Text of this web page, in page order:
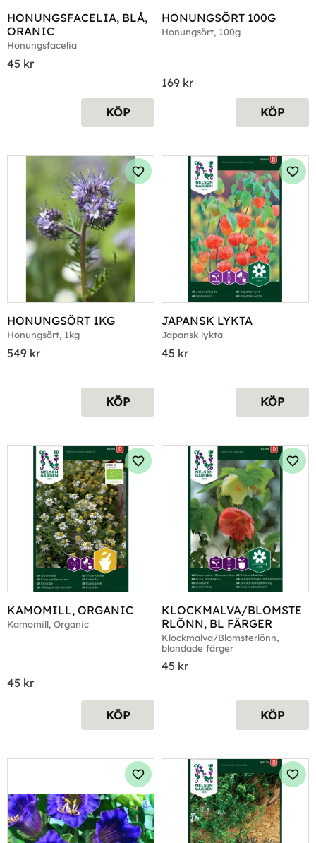
HONUNGSFACELIA, BLÅ,
ORANIC
Honungsfacelia
45 kr
KÖP
HONUNGSÖRT 100G
Honungsört, 100g
169 kr
KÖP
HONUNGSÖRT 1KG
Honungsört, 1kg
549 kr
Lägg till i favoriter
KÖP
JAPANSK LYKTA
Japansk lykta
45 kr
KÖP
KAMOMILL, ORGANIC
Kamomill, Organic
45 kr
Lägg till i favoriter
KÖP
KLOCKMALVA/BLOMSTE
RLÖNN, BL FÄRGER
Klockmalva/Blomsterlönn,
blandade färger
45 kr
KÖP
Lägg till i favoriter